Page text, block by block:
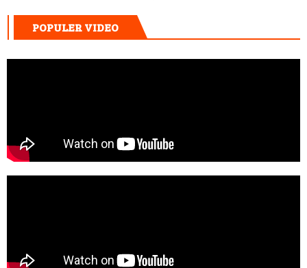
POPULER VIDEO